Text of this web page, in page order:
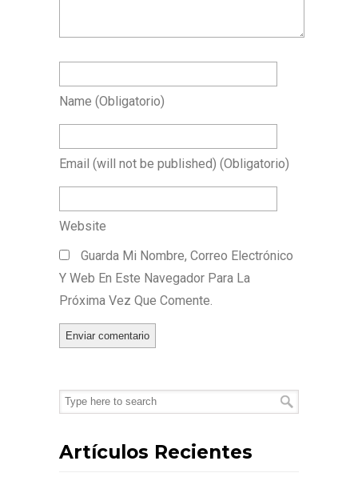
Name (obligatorio)
Email (will not be published) (obligatorio)
Website
Guarda Mi Nombre, Correo Electrónico
Y Web En Este Navegador Para La
Próxima Vez Que Comente.
Artículos Recientes